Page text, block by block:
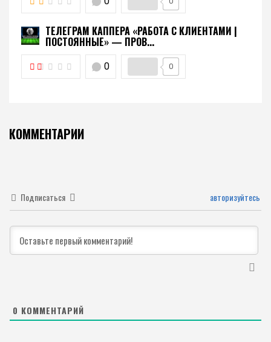
ТЕЛЕГРАМ КАППЕРА «РАБОТА С КЛИЕНТАМИ |
ПОСТОЯННЫЕ» — ПРОВ...
0 0
КОММЕНТАРИИ
Подписаться авторизуйтесь
0 КОММЕНТАРИЙ